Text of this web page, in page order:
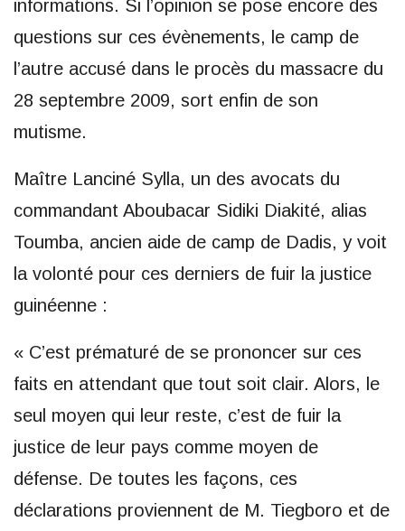
informations. Si l’opinion se pose encore des
questions sur ces évènements, le camp de
l’autre accusé dans le procès du massacre du
28 septembre 2009, sort enfin de son
mutisme.
Maître Lanciné Sylla, un des avocats du
commandant Aboubacar Sidiki Diakité, alias
Toumba, ancien aide de camp de Dadis, y voit
la volonté pour ces derniers de fuir la justice
guinéenne :
« C’est prématuré de se prononcer sur ces
faits en attendant que tout soit clair. Alors, le
seul moyen qui leur reste, c’est de fuir la
justice de leur pays comme moyen de
défense. De toutes les façons, ces
déclarations proviennent de M. Tiegboro et de